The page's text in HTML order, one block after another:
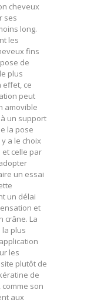
cheveux
ses
long.
les
fins
de
plus
effet, ce
peut
amovible
un support
la pose
a le choix
et celle par
un essai
un délai
et
crâne. La
la plus
les
plutôt de
de
son
aux